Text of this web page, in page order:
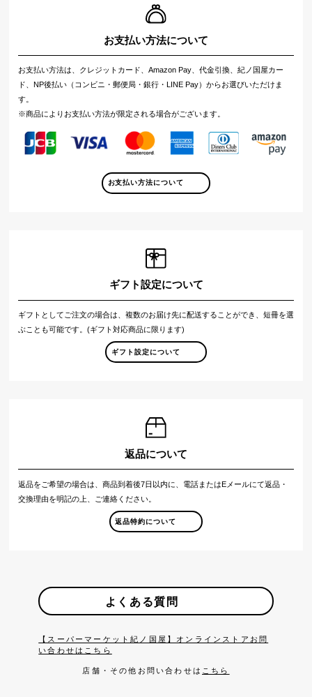
お支払い方法について
お支払い方法は、クレジットカード、Amazon Pay、代金引換、紀ノ国屋カー
ド、NP後払い（コンビニ・郵便局・銀行・LINE Pay）からお選びいただけま
す。
※商品によりお支払い方法が限定される場合がございます。
お支払い方法について
ギフト設定について
ギフトとしてご注文の場合は、複数のお届け先に配送することができ、短冊を選
ぶことも可能です。(ギフト対応商品に限ります)
ギフト設定について
返品について
返品をご希望の場合は、商品到着後7日以内に、電話またはEメールにて返品・
交換理由を明記の上、ご連絡ください。
返品特約について
よくある質問
【スーパーマーケット紀ノ国屋】オンラインストアお問
い合わせはこちら
店舗・その他お問い合わせは こちら